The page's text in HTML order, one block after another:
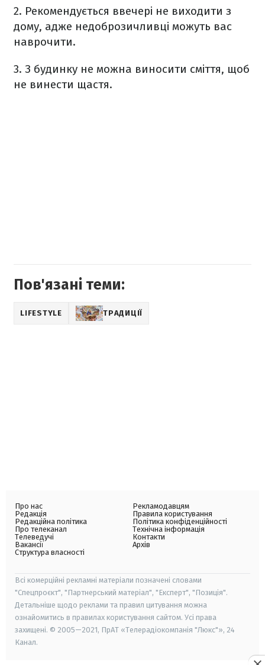
2. Рекомендується ввечері не виходити з
дому, адже недоброзичливці можуть вас
наврочити.
3. З будинку не можна виносити сміття, щоб
не винести щастя.
Пов'язані теми:
LIFESTYLE ТРАДИЦІЇ
Про нас
Редакція
Редакційна політика
Про телеканал
Телеведучі
Вакансії
Структура власності
Рекламодавцям
Правила користування
Політика конфіденційності
Технічна інформація
Контакти
Архів
Всі комерційні рекламні матеріали позначені словами
"Спецпроєкт", "Партнерський матеріал", "Експерт", "Позиція".
Детальніше щодо реклами та правил цитування можна
ознайомитись в правилах користування сайтом. Усі права
захищені. © 2005—2021, ПрАТ «Телерадіокомпанія "Люкс"», 24
Канал.